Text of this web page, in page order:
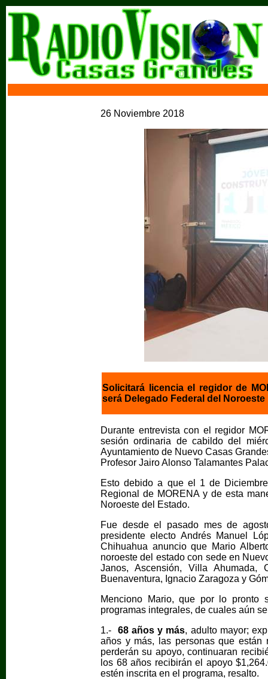
26 Noviembre 2018
Solicitará licencia el regidor de
será Delegado Federal del Noroeste
Durante entrevista con el regidor
sesión ordinaria de cabildo del
Ayuntamiento de Nuevo Casas
Profesor Jairo Alonso Talamantes
Esto debido a que el 1 de
Regional de MORENA y de esta
Noroeste del Estado.
Fue desde el pasado mes de
presidente electo Andrés Manuel
Chihuahua anuncio que Mario
noroeste del estado con sede en
Janos, Ascensión, Villa Ahumada,
Buenaventura, Ignacio Zaragoza y
Menciono Mario, que por lo pronto
programas integrales, de cuales aún
1.- 68 años y más, adulto mayor;
años y más, las personas que
perderán su apoyo, continuaran
los 68 años recibirán el apoyo
estén inscrita en el programa, resalto.